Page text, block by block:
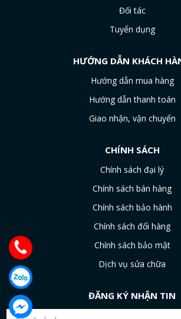
Đối tác
Tuyển dụng
HƯỚNG DẪN KHÁCH
Hướng dẫn mua hàng
Hướng dẫn thanh toán
Giao nhận, vận chuyển
CHÍNH SÁCH
Chính sách đại lý
Chính sách bán hàng
Chính sách bảo hành
Chính sách đổi hàng
Chính sách bảo mật
Dịch vụ sửa chữa
ĐĂNG KÝ NHẬN TIN